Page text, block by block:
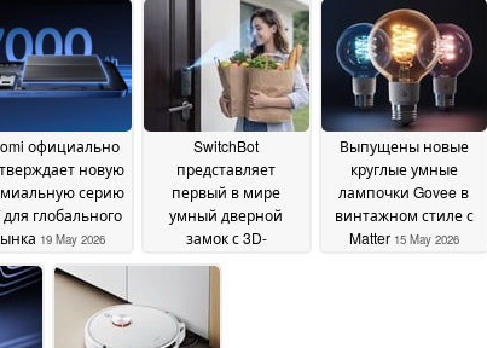
официально
новую
серию
для глобального
19 May 2026
SwitchBot
представляет
первый в мире
умный дверной
замок с 3D-
Выпущены новые
круглые умные
лампочки Govee в
винтажном стиле с
Matter 15 May 2026